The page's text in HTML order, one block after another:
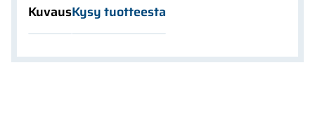
KuvausKysy tuotteesta